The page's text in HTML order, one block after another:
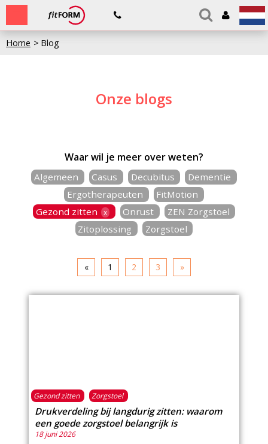
Home Blog
Onze blogs
Waar wil je meer over weten?
Algemeen Casus Decubitus
Dementie
Ergotherapeuten
FitMotion
Gezond zitten
x Onrust
ZEN Zorgstoel
Zitoplossing
Zorgstoel
« 1 2 3 »
Gezond zitten Zorgstoel
Drukverdeling bij langdurig zitten: waarom
een goede zorgstoel belangrijk is
18 juni 2026